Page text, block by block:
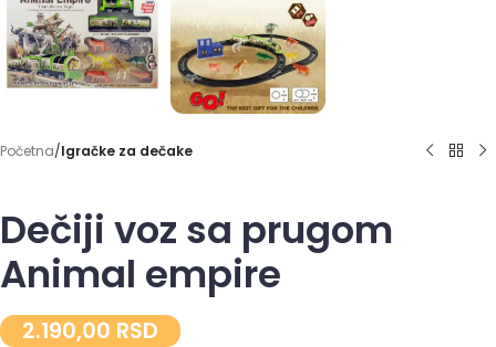
Početna Igračke za dečake
Dečiji voz sa prugom
Animal empire
2.190,00 RSD